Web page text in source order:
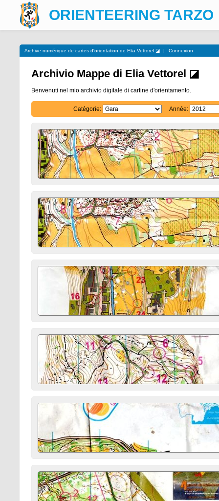
ORIENTEERING TARZO
Archive numérique de cartes d'orientation de Elia Vettorel ◪ | Connexion
Archivio Mappe di Elia Vettorel ◪
Benvenuti nel mio archivio digitale di cartine d'orientamento.
Catégorie: Année: